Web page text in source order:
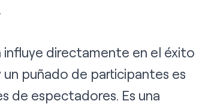
influye directamente en el éxito
puñado de participantes es
de espectadores. Es una